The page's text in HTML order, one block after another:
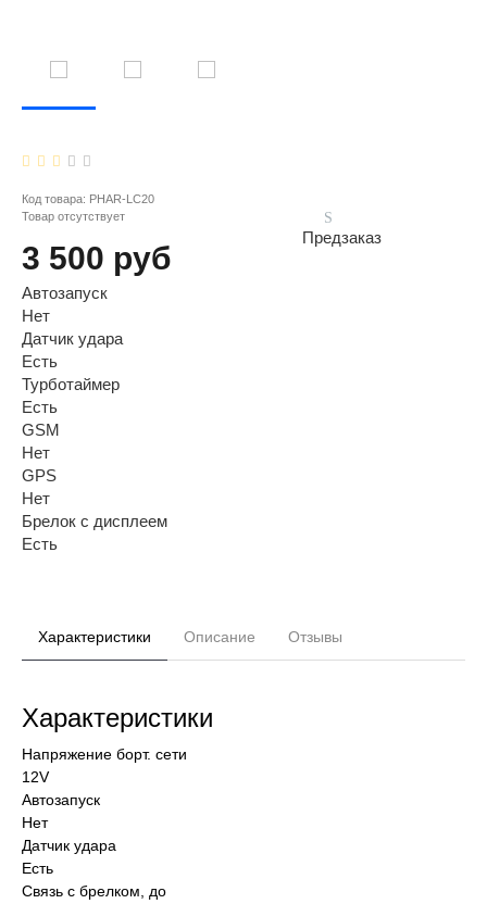
Код товара: PHAR-LC20
Товар отсутствует
3 500 руб
Предзаказ
Автозапуск
Нет
Датчик удара
Есть
Турботаймер
Есть
GSM
Нет
GPS
Нет
Брелок с дисплеем
Есть
Характеристики Описание Отзывы
Характеристики
Напряжение борт. сети
12V
Автозапуск
Нет
Датчик удара
Есть
Связь с брелком, до